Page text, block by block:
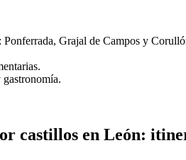
Ponferrada, Grajal de Campos y
castillos en León: